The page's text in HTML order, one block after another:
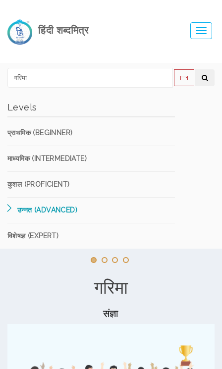
हिंदी शब्दमित्र
Levels
प्राथमिक (BEGINNER)
माध्यमिक (INTERMEDIATE)
कुशल (PROFICIENT)
उन्नत (ADVANCED)
विशेषज्ञ (EXPERT)
गरिमा
संज्ञा